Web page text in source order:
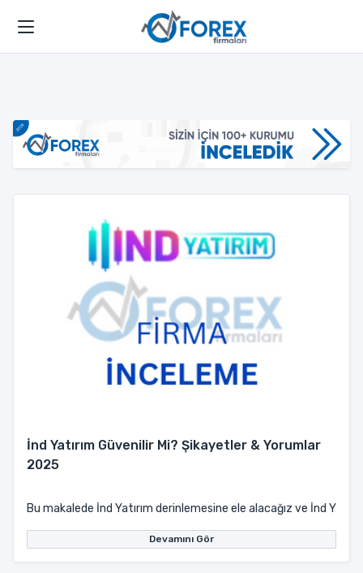
İnd Yatırım Güvenilir Mi? Şikayetler & Yorumlar
2025
Bu makalede İnd Yatırım derinlemesine ele alacağız ve İnd
Devamını Gör